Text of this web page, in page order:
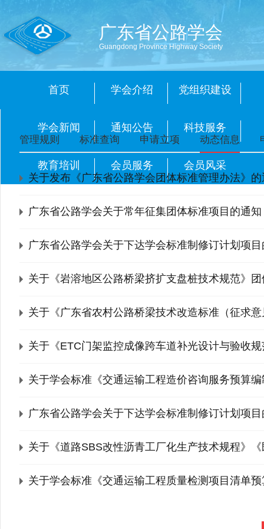
广东省公路学会
Guangdong Province Highway Society
首页 学会介绍 党组织建设
学会新闻 通知公告 科技服务
教育培训 会员服务 会员风采
管理规则 标准查询 申请立项 动态信息
关于发布《广东省公路学会团体标准管理办法》的
广东省公路学会关于常年征集团体标准项目的通知
广东省公路学会关于下达学会标准制修订计划项
关于《岩溶地区公路桥梁挤扩支盘桩技术规范》
关于《广东省农村公路桥梁技术改造标准（征求
关于《ETC门架监控成像跨车道补光设计与验收
关于学会标准《交通运输工程造价咨询服务预算
广东省公路学会关于下达学会标准制修订计划项
关于《道路SBS改性沥青工厂化生产技术规程》
关于学会标准《交通运输工程质量检测项目清单